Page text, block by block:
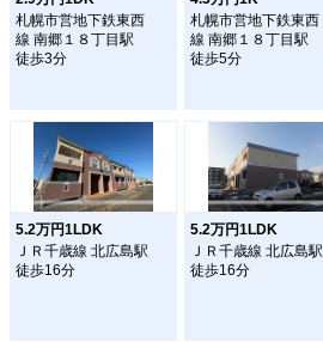
札幌市営地下鉄東西
線 南郷１８丁目駅
徒歩3分
札幌市営地下鉄東西
線 南郷１８丁目駅
徒歩5分
5.2万円1LDK
ＪＲ千歳線 北広島駅
徒歩16分
5.2万円1LDK
ＪＲ千歳線 北広島駅
徒歩16分